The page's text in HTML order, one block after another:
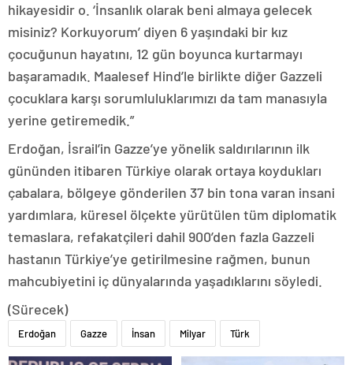
hikayesidir o. ‘İnsanlık olarak beni almaya gelecek
misiniz? Korkuyorum’ diyen 6 yaşındaki bir kız
çocuğunun hayatını, 12 gün boyunca kurtarmayı
başaramadık. Maalesef Hind’le birlikte diğer Gazzeli
çocuklara karşı sorumluluklarımızı da tam manasıyla
yerine getiremedik.”
Erdoğan, İsrail’in Gazze’ye yönelik saldırılarının ilk
gününden itibaren Türkiye olarak ortaya koydukları
çabalara, bölgeye gönderilen 37 bin tona varan insani
yardımlara, küresel ölçekte yürütülen tüm diplomatik
temaslara, refakatçileri dahil 900’den fazla Gazzeli
hastanın Türkiye’ye getirilmesine rağmen, bunun
mahcubiyetini iç dünyalarında yaşadıklarını söyledi.
(Sürecek)
Erdoğan Gazze İnsan Milyar Türk